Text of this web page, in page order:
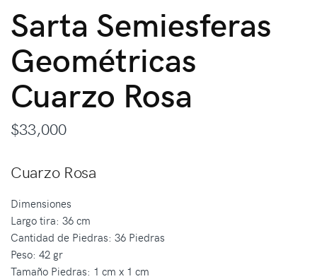
Sarta Semiesferas
Geométricas
Cuarzo Rosa
$33,000
Cuarzo Rosa
Dimensiones
Largo tira: 36 cm
Cantidad de Piedras: 36 Piedras
Peso: 42 gr
Tamaño Piedras: 1 cm x 1 cm